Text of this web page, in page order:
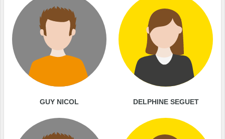
GUY NICOL DELPHINE SEGUET